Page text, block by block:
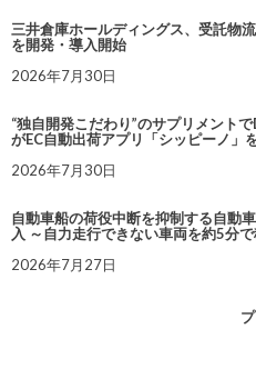
三井倉庫ホールディングス、受託物
を開発・導入開始
2026年7月30日
“独自開発こだわり”のサプリメント
がEC自動出荷アプリ「シッピーノ」
2026年7月30日
自動車船の荷役中断を抑制する自動
入 ～自力走行できない車両を約5分
2026年7月27日